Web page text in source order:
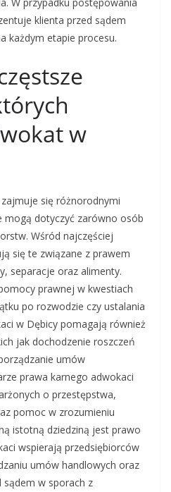
klienta przed sądem
każdym etapie procesu.
w
się różnorodnymi
mogą dotyczyć zarówno osób
Wśród najczęściej
się te związane z prawem
separacje oraz alimenty.
prawnej w kwestiach
po rozwodzie czy ustalania
w Dębicy pomagają również
jak dochodzenie roszczeń
umów
prawa karnego adwokaci
o przestępstwa,
pomoc w zrozumieniu
istotną dziedziną jest prawo
wspierają przedsiębiorców
umów handlowych oraz
sądem w sporach z